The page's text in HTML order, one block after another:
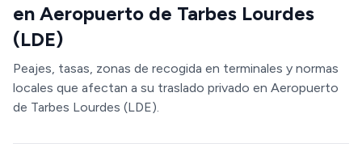
en Aeropuerto de Tarbes Lourdes
(LDE)
Peajes, tasas, zonas de recogida en terminales y normas
locales que afectan a su traslado privado en Aeropuerto
de Tarbes Lourdes (LDE).